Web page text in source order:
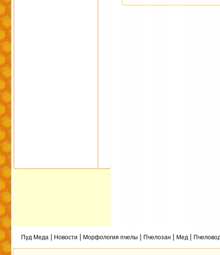
Пуд Меда Новости Морфология пчелы Пчелозан Мед